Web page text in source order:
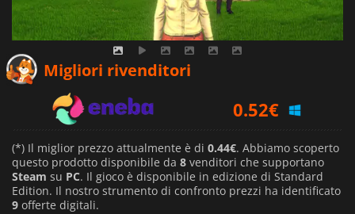
Migliori rivenditori
0.52€
0.44€
(*) Il miglior prezzo attualmente è di 0.44€. Abbiamo scoperto
questo prodotto disponibile da 8 venditori che supportano
Steam su PC. Il gioco è disponibile in edizione di Standard
Edition. Il nostro strumento di confronto prezzi ha identificato
9 offerte digitali.